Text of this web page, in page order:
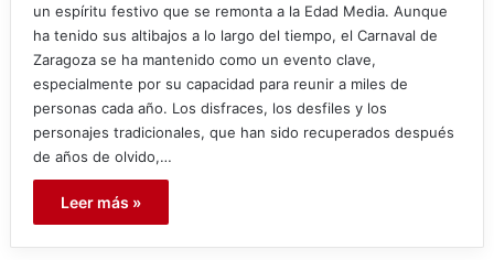
un espíritu festivo que se remonta a la Edad Media. Aunque
ha tenido sus altibajos a lo largo del tiempo, el Carnaval de
Zaragoza se ha mantenido como un evento clave,
especialmente por su capacidad para reunir a miles de
personas cada año. Los disfraces, los desfiles y los
personajes tradicionales, que han sido recuperados después
de años de olvido,…
Leer más »